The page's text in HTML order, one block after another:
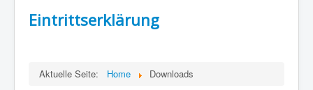
Eintrittserklärung
Aktuelle Seite: Home Downloads